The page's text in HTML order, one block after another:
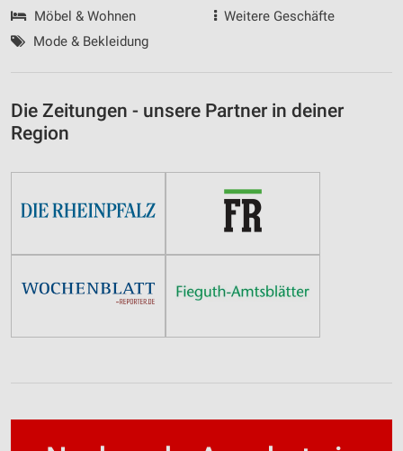
Möbel & Wohnen
Mode & Bekleidung
Weitere Geschäfte
Die Zeitungen - unsere Partner in deiner
Region